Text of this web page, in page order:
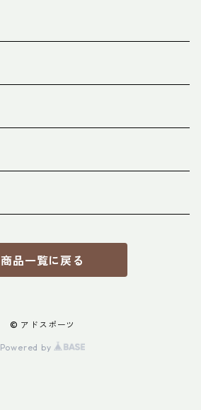
商品一覧に戻る
© アドスポーツ
Powered by